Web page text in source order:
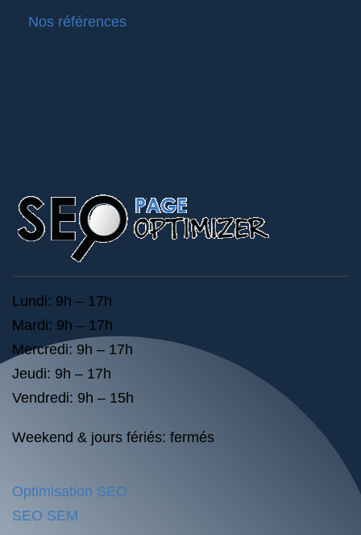
Nos références
Lundi: 9h – 17h
Mardi: 9h – 17h
Mercredi: 9h – 17h
Jeudi: 9h – 17h
Vendredi: 9h – 15h
Weekend & jours fériés: fermés
Optimisation SEO
SEO SEM